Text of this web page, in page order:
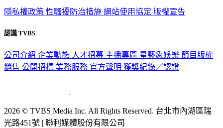
隱私權政策 性騷擾防治措施 網站使用協定 版權宣告
認識 TVBS
公司介紹 企業動態 人才招募 主播專區 星藝象娛樂 節目版權
銷售 公開招標 業務服務 官方聲明 獲獎紀錄／認證
2026 © TVBS Media Inc. All Rights Reserved. 台北市內湖區瑞
光路451號 | 聯利媒體股份有限公司